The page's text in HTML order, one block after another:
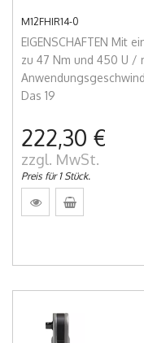
M12FHIR14-0
EIGENSCHAFTEN Mit
zu 47 Nm und 450 U /
Das 19
222,30 €
zzgl. MwSt.
Preis für 1 Stück.